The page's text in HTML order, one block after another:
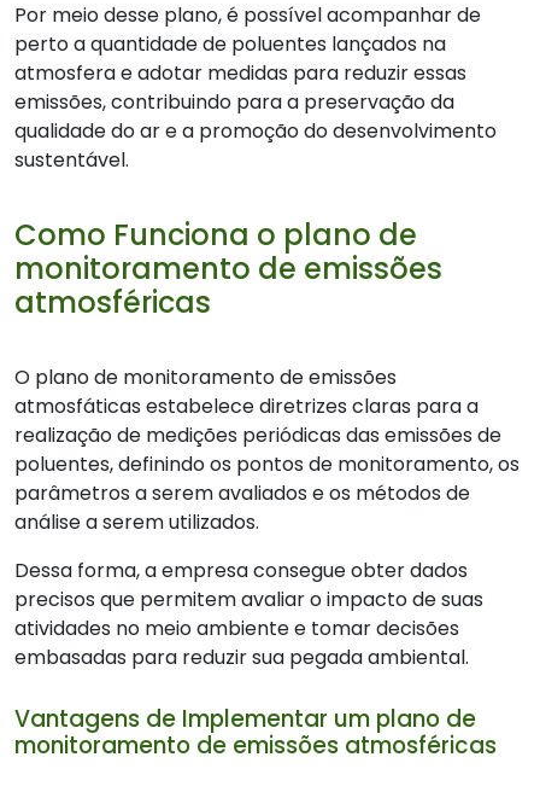
Por meio desse plano, é possível acompanhar de
perto a quantidade de poluentes lançados na
atmosfera e adotar medidas para reduzir essas
emissões, contribuindo para a preservação da
qualidade do ar e a promoção do desenvolvimento
sustentável.
Como Funciona o plano de
monitoramento de emissões
atmosféricas
O plano de monitoramento de emissões
atmosfáticas estabelece diretrizes claras para a
realização de medições periódicas das emissões de
poluentes, definindo os pontos de monitoramento, os
parâmetros a serem avaliados e os métodos de
análise a serem utilizados.
Dessa forma, a empresa consegue obter dados
precisos que permitem avaliar o impacto de suas
atividades no meio ambiente e tomar decisões
embasadas para reduzir sua pegada ambiental.
Vantagens de Implementar um plano de
monitoramento de emissões atmosféricas